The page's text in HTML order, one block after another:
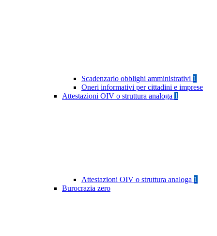
Scadenzario obblighi amministrativi 1
Oneri informativi per cittadini e imprese
Attestazioni OIV o struttura analoga 1
Attestazioni OIV o struttura analoga 1
Burocrazia zero